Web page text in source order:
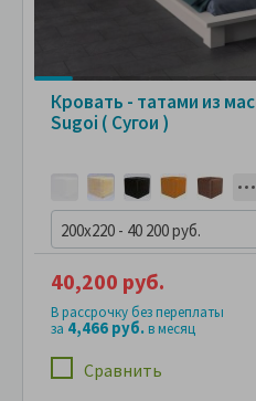
Кровать - татами из
Sugoi ( Сугои )
200x220 - 40 200 руб.
Сравнить
40,200 руб.
В рассрочку без переплаты
за 4,466 руб.в месяц